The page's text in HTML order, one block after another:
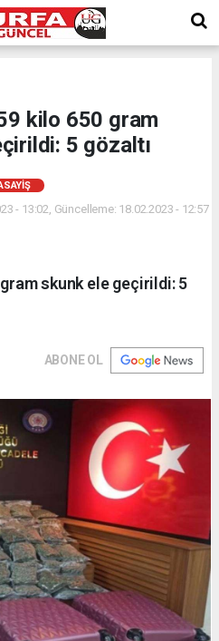
kilo 650 gram
5 gözaltı
- 13:02, Güncelleme: 18.02.2023 - 12:57
skunk ele geçirildi: 5
ABONE OL